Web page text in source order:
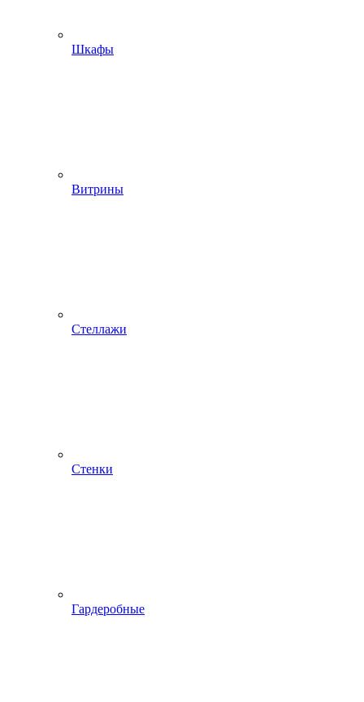
Шкафы
Витрины
Стеллажи
Стенки
Гардеробные